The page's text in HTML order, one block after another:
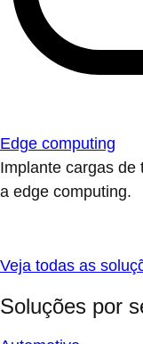
Edge computing
Implante cargas de
a edge computing.
Veja todas as
Soluções por